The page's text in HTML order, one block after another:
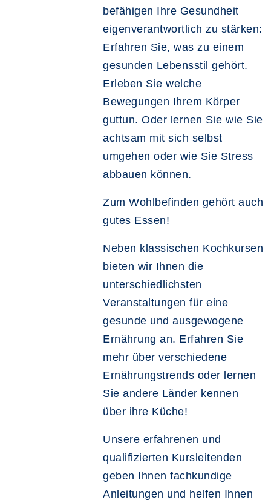
befähigen Ihre Gesundheit
eigenverantwortlich zu stärken:
Erfahren Sie, was zu einem
gesunden Lebensstil gehört.
Erleben Sie welche
Bewegungen Ihrem Körper
guttun. Oder lernen Sie wie Sie
achtsam mit sich selbst
umgehen oder wie Sie Stress
abbauen können.
Zum Wohlbefinden gehört auch
gutes Essen!
Neben klassischen Kochkursen
bieten wir Ihnen die
unterschiedlichsten
Veranstaltungen für eine
gesunde und ausgewogene
Ernährung an. Erfahren Sie
mehr über verschiedene
Ernährungstrends oder lernen
Sie andere Länder kennen
über ihre Küche!
Unsere erfahrenen und
qualifizierten Kursleitenden
geben Ihnen fachkundige
Anleitungen und helfen Ihnen